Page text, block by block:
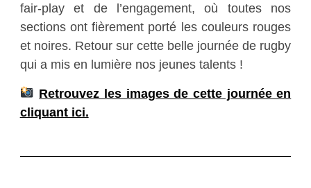
fair-play et de l’engagement, où toutes nos
sections ont fièrement porté les couleurs rouges
et noires. Retour sur cette belle journée de rugby
qui a mis en lumière nos jeunes talents !
Retrouvez les images de cette journée en
cliquant ici.